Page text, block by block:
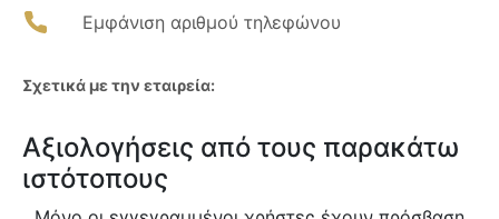
Εμφάνιση αριθμού τηλεφώνου
Σχετικά με την εταιρεία:
Αξιολογήσεις από τους παρακάτω
ιστότοπους